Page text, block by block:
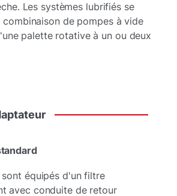
Les systèmes lubrifiés se
de pompes à vide
palette rotative à un ou deux
sont équipés d'un filtre
avec conduite de retour